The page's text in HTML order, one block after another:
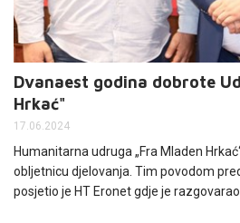
Dvanaest godina dobrote
Hrkać"
17.06.2024
Humanitarna udruga „Fra Mladen
obljetnicu djelovanja. Tim povodom
posjetio je HT Eronet gdje je